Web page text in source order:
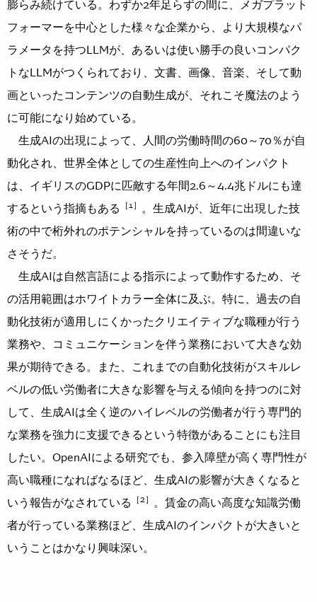
膨らみ続けている。わずか2年足らずの間に、メガプラット
フォーマーを中心とした様々な企業から、より大規模なパ
ラメータを持つLLMが、あるいは使い勝手の良いコンパク
トなLLMがつくられており、文書、画像、音楽、そして動
画といったコンテンツの自動生成が、それこそ魔法のよう
に可能になり始めている。
生成AIの出現によって、人間の労働時間の60～70％が自
動化され、世界全体としての生産性向上へのインパクト
は、イギリスのGDPに匹敵する年間2.6～4.4兆ドルにも達
するという指摘もある
［1］
。生成AIが、近年に出現した技
術の中で桁外れのポテンシャルを持っているのは間違いな
さそうだ。
生成AIは自然言語による指示によって動作するため、そ
の活用範囲はホワイトカラー全体に及ぶ。特に、過去の自
動化技術が適用しにくかったクリエイティブな職種が行う
業務や、コミュニケーションを伴う業務において大きな効
果が期待できる。また、これまでの自動化技術がスキルレ
ベルの低い労働者に大きな影響を与える傾向を持つのに対
して、生成AIは全く逆のハイレベルの労働者が行う専門的
な業務を強力に支援できるという特徴があることにも注目
したい。OpenAIによる研究でも、参入障壁が高く専門性が
高い職種になればなるほど、生成AIの影響が大きくなると
いう報告がなされている
［2］
。賃金の高い高度な知識労働
者が行っている業務ほど、生成AIのインパクトが大きいと
いうことはかなり興味深い。